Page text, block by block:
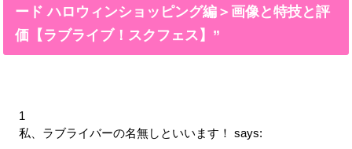
ード ハロウィンショッピング編＞画像と特技と評
価【ラブライブ！スクフェス】”
1
私、ラブライバーの名無しといいます！
says: